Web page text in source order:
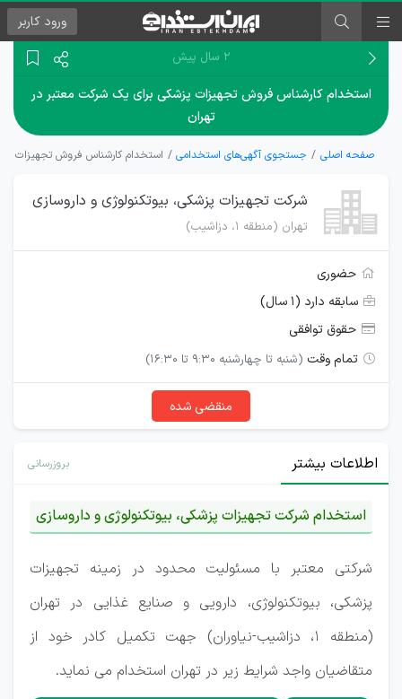
ورود کاربر
۲ سال پیش
استخدام کارشناس فروش تجهیزات پزشکی برای یک شرکت معتبر در
تهران
صفحه اصلی جستجوی آگهی‌های استخدامی استخدام کارشناس فروش تجهیزات
شرکت تجهیزات پزشکی، بیوتکنولوژی و داروسازی
تهران (منطقه ۱، دزاشیب)
حضوری
سابقه دارد (۱ سال)
حقوق توافقی
تمام وقت (شنبه تا چهارشنبه ۹:۳۰ تا ۱۶:۳۰)
منقضی شده
اطلاعات بیشتر بروزرسانی
استخدام شرکت تجهیزات پزشکی، بیوتکنولوژی و داروسازی
شرکتی معتبر با مسئولیت محدود در زمینه تجهیزات
پزشکی، بیوتکنولوژی، دارویی و صنایع غذایی در تهران
(منطقه 1، دزاشیب-نیاوران) جهت تکمیل کادر خود از
متقاضیان واجد شرایط زیر در تهران استخدام می نماید.